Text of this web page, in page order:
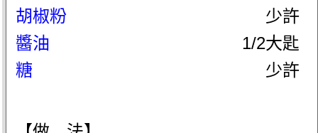
胡椒粉
少許
醬油
1/2大匙
糖
少許